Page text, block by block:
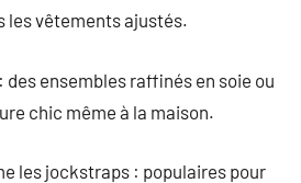
les vêtements ajustés.
des ensembles raffinés en soie ou
chic même à la maison.
les jockstraps : populaires pour